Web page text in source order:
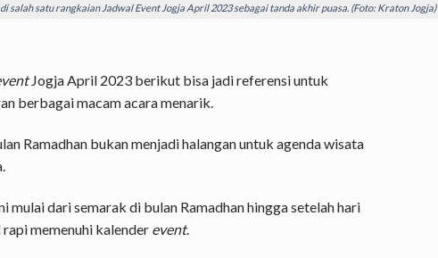
salah satu rangkaian Jadwal Event Jogja April 2023 sebagai tanda akhir puasa. (Foto: Kraton Jogja)
Jogja April 2023 berikut bisa jadi referensi untuk
berbagai macam acara menarik.
Ramadhan bukan menjadi halangan untuk agenda wisata
mulai dari semarak di bulan Ramadhan hingga setelah hari
memenuhi kalender event.